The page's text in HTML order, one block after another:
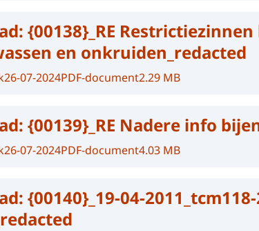
{00138}_RE
en onkruiden_redacted
26-07-2024PDF-document2.29 MB
{00139}_RE Nadere info
26-07-2024PDF-document4.03 MB
{00140}_19-04-